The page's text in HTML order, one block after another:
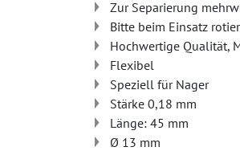
Zur Separierung
Bitte beim Einsatz
Hochwertige Qualität,
Flexibel
Speziell für Nager
Stärke 0,18 mm
Länge: 45 mm
Ø 13 mm